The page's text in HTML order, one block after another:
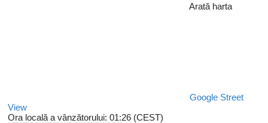
Arată harta
Google Street
View
Ora locală a vânzătorului: 01:26 (CEST)